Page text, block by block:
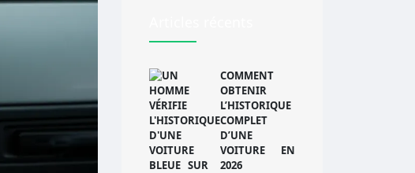
COMMENT
OBTENIR
L’HISTORIQUE
COMPLET
D’UNE
VOITURE EN
2026